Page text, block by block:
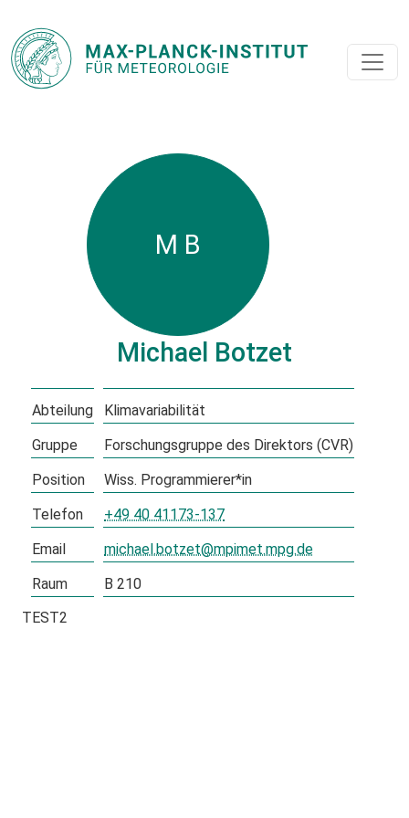
Michael Botzet
Abteilung
Klimavariabilität
Gruppe
Forschungsgruppe des Direktors (CVR)
Position
Wiss. Programmierer*in
Telefon
+49 40 41173-137
Email
michael.botzet@mpimet.mpg.de
Raum
B 210
M B
TEST2